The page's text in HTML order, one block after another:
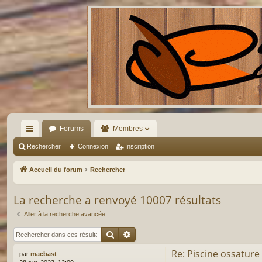
ac
co
ci
s
Forums Membres
Rechercher Connexion Inscription
Accueil du forum Rechercher
La recherche a renvoyé 10007 résultats
Aller à la recherche avancée
Rechercher
par macbast
Re: Piscine